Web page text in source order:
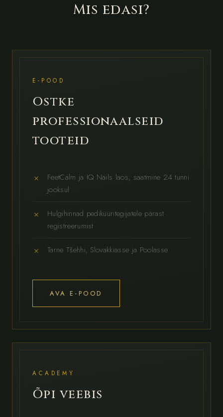
Mis edasi?
E-POOD
Ostke
professionaalseid
tooteid
FeetCalm ja IQ Nails laos, saatmine 24 tunni
jooksul
Hulgihinnad pediküüritegijatele pärast
registreerumist
Tarne Tšehhi, Slovakkiasse ja Poolasse
AVA E-POOD
ACADEMY
Õpi veebis